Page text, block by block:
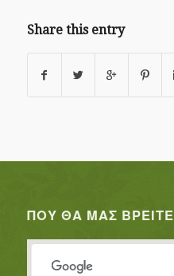
Share this entry
ΠΟΥ ΘΑ ΜΑΣ ΒΡΕΊΤΕ